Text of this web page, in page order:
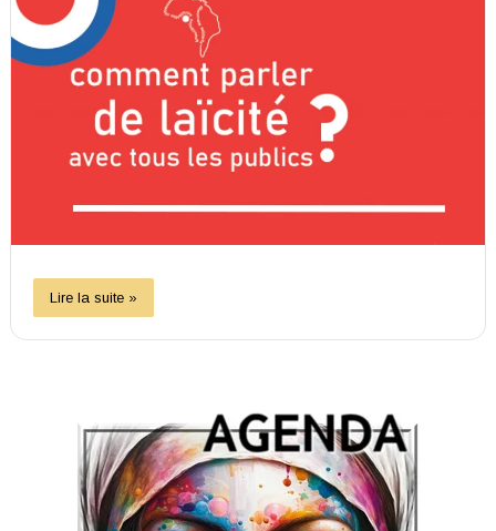
Lire la suite »